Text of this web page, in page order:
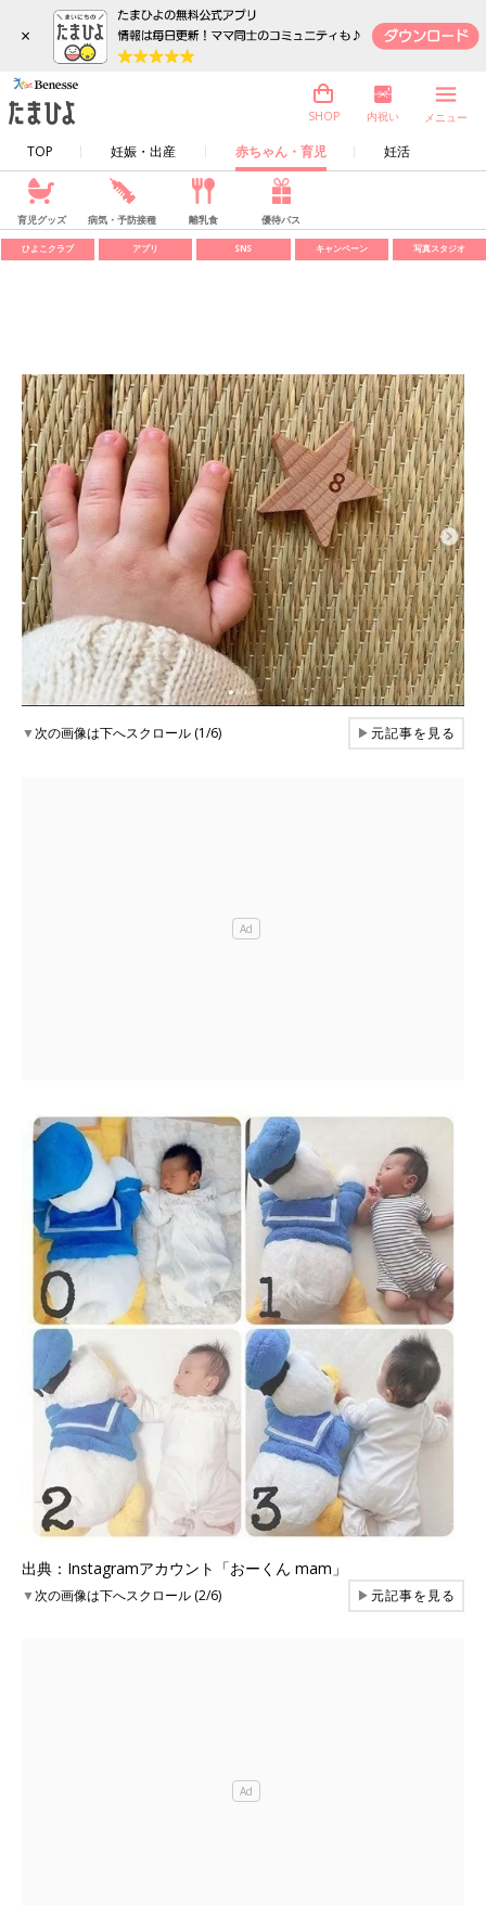
×
TOP 妊娠・出産 赤ちゃん・育児 妊活
SHOP 内祝い メニュー
育児グッズ 病気・予防接種 離乳食 優待パス
ひよこクラブ アプリ SNS キャンペーン 写真スタジオ
▼次の画像は下へスクロール (1/6) ▶元記事を見る
出典：Instagramアカウント「おーくん mam」
▼次の画像は下へスクロール (2/6) ▶元記事を見る